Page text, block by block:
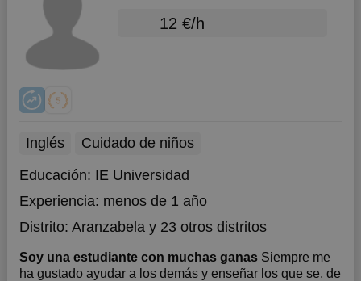
12 €/h
Inglés
Cuidado de niños
Educación: IE Universidad
Experiencia: menos de 1 año
Distrito: Aranzabelay 23 otros distritos
Soy una estudiante con muchas ganas Siempre me
ha gustado ayudar a los demás y enseñar los que se, de